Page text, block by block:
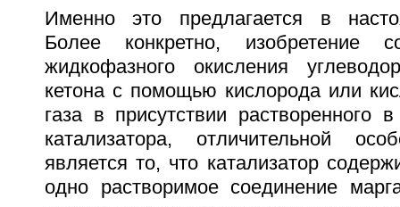
Именно это предлагается в
Более конкретно, изобретение
жидкофазного окисления
кетона с помощью кислорода или
газа в присутствии растворенного
катализатора, отличительной
является то, что катализатор
одно растворимое соединение